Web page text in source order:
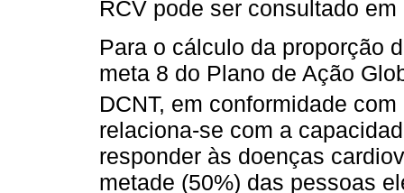
RCV pode ser consultado
Para o cálculo da proporção
meta 8 do Plano de Ação
DCNT, em conformidade
relaciona-se com a
responder às doenças
metade (50%) das pessoas